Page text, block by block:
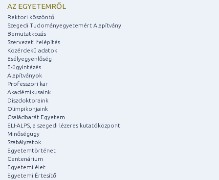
AZ EGYETEMRŐL
Rektori köszöntő
Szegedi Tudományegyetemért Alapítvány
Bemutatkozás
Szervezeti felépítés
Közérdekű adatok
Esélyegyenlőség
E-ügyintézés
Alapítványok
Professzori kar
Akadémikusaink
Díszdoktoraink
Olimpikonjaink
Családbarát Egyetem
ELI-ALPS, a szegedi lézeres kutatóközpont
Minőségügy
Szabályzatok
Egyetemtörténet
Centenárium
Egyetemi élet
Egyetemi Értesítő